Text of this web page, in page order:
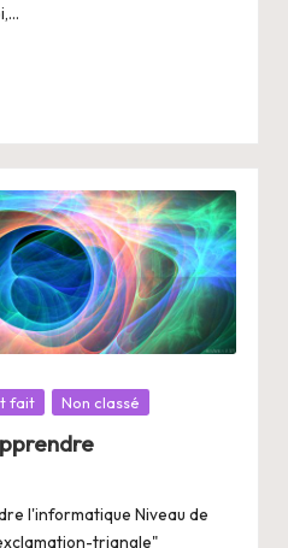
fait Non classé
l'informatique Niveau de
triangle"